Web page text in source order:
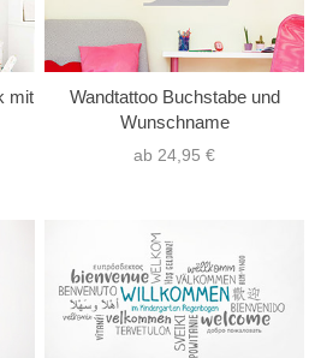
Quadrat(12)
mit
Wandtattoo Buchstabe und
Wunschname
ab 24,95 €